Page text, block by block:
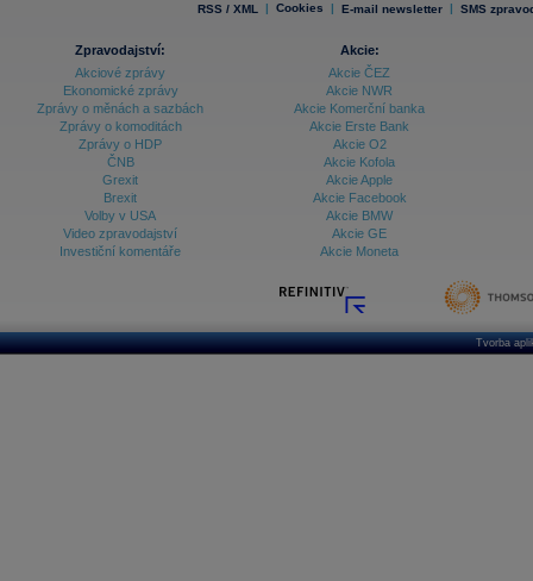
RSS / XML | Cookies | E-mail newsletter | SMS
Zpravodajství:
Akciové zprávy
Ekonomické zprávy
Zprávy o měnách a sazbách
Zprávy o komoditách
Zprávy o HDP
ČNB
Grexit
Brexit
Volby v USA
Video zpravodajství
Investiční komentáře
Akcie:
Akcie ČEZ
Akcie NWR
Akcie Komerční banka
Akcie Erste Bank
Akcie O2
Akcie Kofola
Akcie Apple
Akcie Facebook
Akcie BMW
Akcie GE
Akcie Moneta
Tvorba